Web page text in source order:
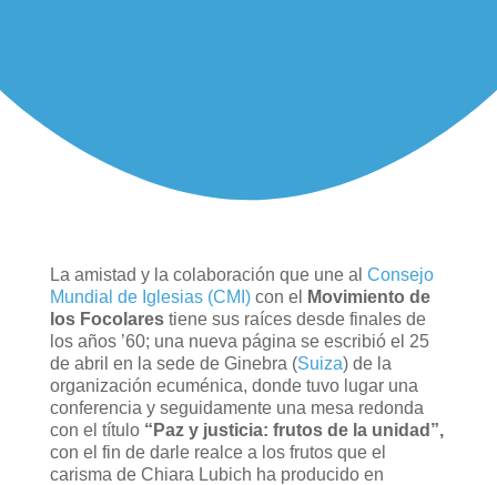
La amistad y la colaboración que une al Consejo
Mundial de Iglesias (CMI)con el
Movimiento de
los Focolarestiene sus raíces desde finales de
los años ’60; una nueva página se escribió el 25
de abril en la sede de Ginebra (Suiza) de la
organización ecuménica, donde tuvo lugar una
conferencia y seguidamente una mesa redonda
con el título “Paz y justicia: frutos de la unidad”,
con el fin de darle realce a los frutos que el
carisma de Chiara Lubich ha producido en